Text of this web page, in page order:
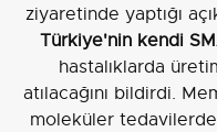
ziyaretinde yaptığı
Türkiye'nin kendi
hastalıklarda
atılacağını bildirdi.
moleküler